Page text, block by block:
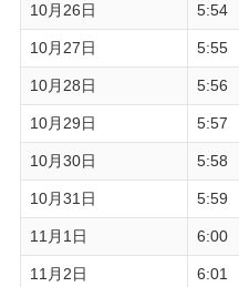
10月26日 5:54
10月27日 5:55
10月28日 5:56
10月29日 5:57
10月30日 5:58
10月31日 5:59
11月1日 6:00
11月2日 6:01